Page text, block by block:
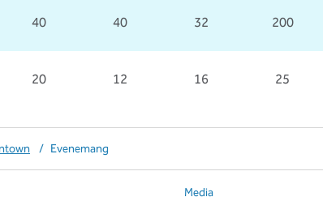
40 40 32 200
20 12 16 25
/ Evenemang
Media